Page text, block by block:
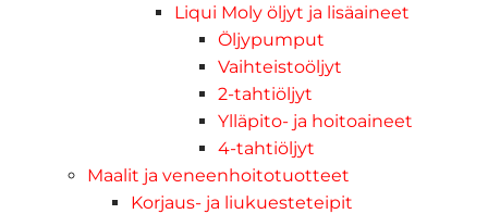
Liqui Moly öljyt ja lisäaineet
Öljypumput
Vaihteistoöljyt
2-tahtiöljyt
Ylläpito- ja hoitoaineet
4-tahtiöljyt
Maalit ja veneenhoitotuotteet
Korjaus- ja liukuesteteipit